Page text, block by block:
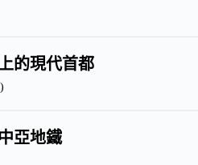
的現代首都
亞地鐵